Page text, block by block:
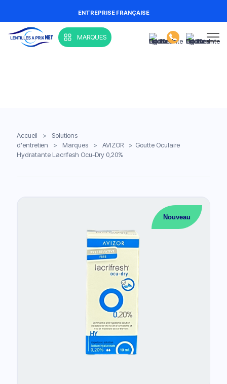
ENTREPRISE FRANÇAISE
MARQUES
Accueil >
Solutions
d'entretien
> Marques > AVIZOR > Goutte Oculaire
Hydratante Lacrifesh Ocu-Dry 0,20%
Nouveau